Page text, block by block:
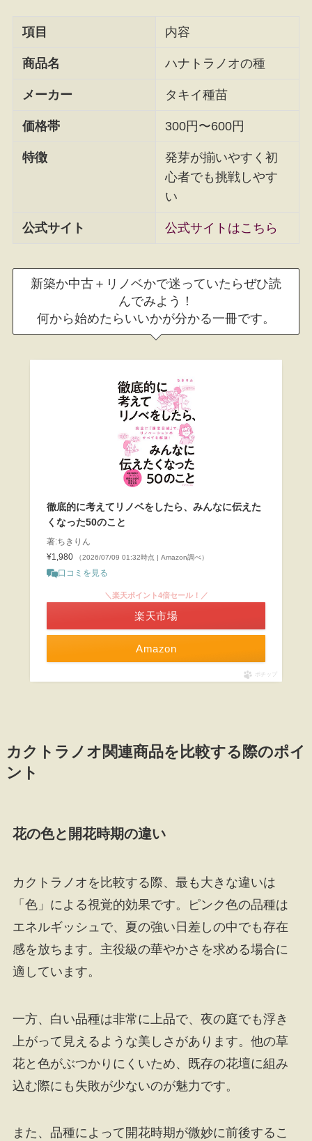
項目 内容
商品名 ハナトラノオの種
メーカー タキイ種苗
価格帯 300円〜600円
特徴
発芽が揃いやすく初
心者でも挑戦しやす
い
公式サイト 公式サイトはこちら
新築か中古＋リノベかで迷っていたらぜひ読
んでみよう！
何から始めたらいいかが分かる一冊です。
徹底的に考えてリノベをしたら、みんなに伝えた
くなった50のこと
著:ちきりん
¥1,980
（2026/07/09 01:32時点 | Amazon調べ）
口コミを見る
Amazon
＼楽天ポイント4倍セール！／
楽天市場
ポチップ
カクトラノオ関連商品を比較する際のポイ
ント
花の色と開花時期の違い
カクトラノオを比較する際、最も大きな違いは
「色」による視覚的効果です。ピンク色の品種は
エネルギッシュで、夏の強い日差しの中でも存在
感を放ちます。主役級の華やかさを求める場合に
適しています。
一方、白い品種は非常に上品で、夜の庭でも浮き
上がって見えるような美しさがあります。他の草
花と色がぶつかりにくいため、既存の花壇に組み
込む際にも失敗が少ないのが魅力です。
また、品種によって開花時期が微妙に前後するこ